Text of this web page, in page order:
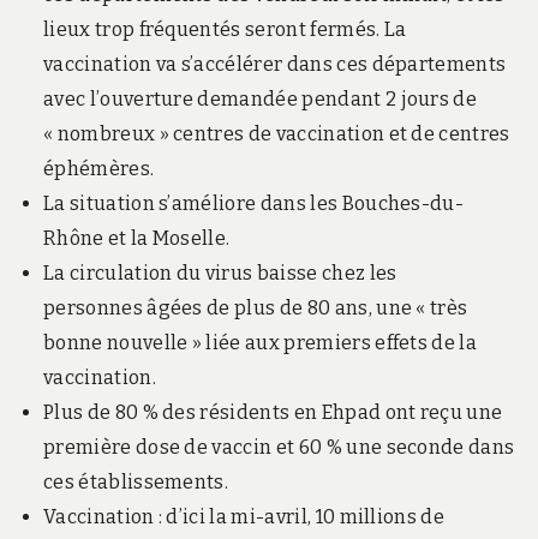
lieux trop fréquentés seront fermés. La
vaccination va s’accélérer dans ces départements
avec l’ouverture demandée pendant 2 jours de
« nombreux » centres de vaccination et de centres
éphémères.
La situation s’améliore dans les Bouches-du-
Rhône et la Moselle.
La circulation du virus baisse chez les
personnes âgées de plus de 80 ans, une « très
bonne nouvelle » liée aux premiers effets de la
vaccination.
Plus de 80 % des résidents en Ehpad ont reçu une
première dose de vaccin et 60 % une seconde dans
ces établissements.
Vaccination : d’ici la mi-avril, 10 millions de